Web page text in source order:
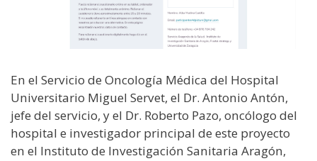
En el Servicio de Oncología Médica del Hospital
Universitario Miguel Servet, el Dr. Antonio Antón,
jefe del servicio, y el Dr. Roberto Pazo, oncólogo del
hospital e investigador principal de este proyecto
en el Instituto de Investigación Sanitaria Aragón,